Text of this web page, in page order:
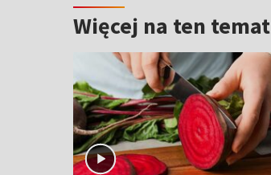
Więcej na ten temat